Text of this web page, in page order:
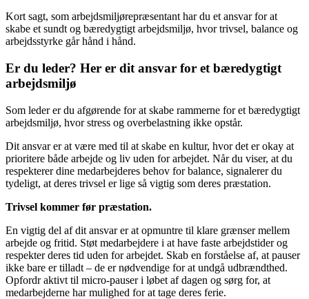
Kort sagt, som arbejdsmiljørepræsentant har du et ansvar for at
skabe et sundt og bæredygtigt arbejdsmiljø, hvor trivsel, balance og
arbejdsstyrke går hånd i hånd.
Er du leder? Her er dit ansvar for et bæredygtigt
arbejdsmiljø
Som leder er du afgørende for at skabe rammerne for et bæredygtigt
arbejdsmiljø, hvor stress og overbelastning ikke opstår.
Dit ansvar er at være med til at skabe en kultur, hvor det er okay at
prioritere både arbejde og liv uden for arbejdet. Når du viser, at du
respekterer dine medarbejderes behov for balance, signalerer du
tydeligt, at deres trivsel er lige så vigtig som deres præstation.
Trivsel kommer før præstation.
En vigtig del af dit ansvar er at opmuntre til klare grænser mellem
arbejde og fritid. Støt medarbejdere i at have faste arbejdstider og
respekter deres tid uden for arbejdet. Skab en forståelse af, at pauser
ikke bare er tilladt – de er nødvendige for at undgå udbrændthed.
Opfordr aktivt til micro-pauser i løbet af dagen og sørg for, at
medarbejderne har mulighed for at tage deres ferie.